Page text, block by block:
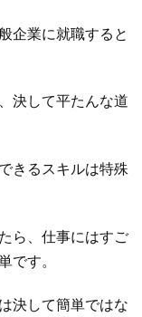
企業に就職すると
決して平たんな道
きるスキルは特殊
ら、仕事にはすご
です。
決して簡単ではな